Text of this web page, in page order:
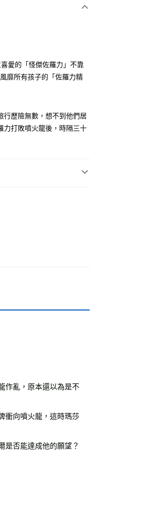
查看運費
愛的「怪傑佐羅力」不靠
靡所有孩子的「佐羅力精
行歷險無數，想不到他們居
力打敗噴火龍後，時隔三十
作亂，原本還以為是不
衝向噴火龍，這時瑪莎
是否能達成他的願望？